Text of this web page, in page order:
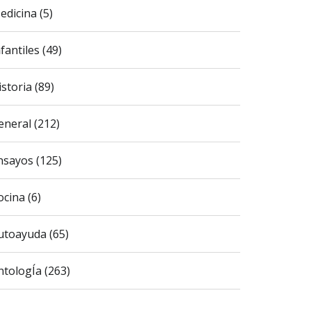
(5)
(49)
(89)
(212)
(125)
(6)
(65)
(263)